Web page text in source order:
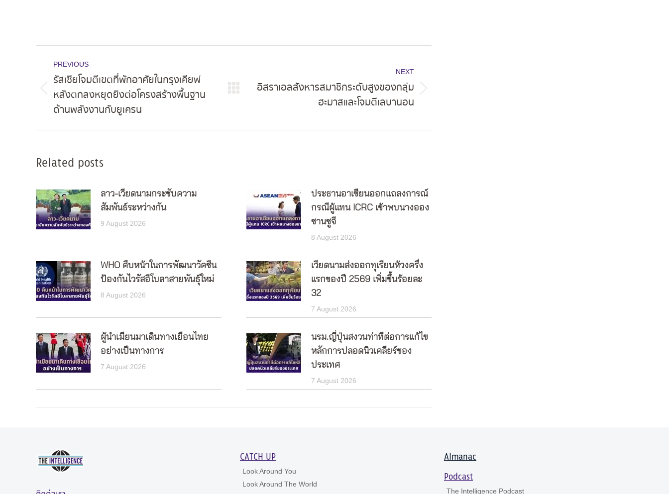
navigation
PREVIOUS
Previous
post:
รัสเซียโจมตีเขตที่พักอาศัยในกรุงเคียฟ
หลังตกลงหยุดยิงต่อโครงสร้างพื้นฐาน
ด้านพลังงานกับยูเครน
NEXT
อิสราเอลสังหารสมาชิกระดับสูงของกลุ่ม
ฮะมาสและโจมตีเลบานอน
Related posts
ลาว-เวียดนามกระชับความ
สัมพันธ์ระหว่างกัน
9 August 2026
ประธานอาเซียนออกแถลงการณ์
กรณีผู้แทน ICRC เข้าพบนางออง
ซานซูจี
8 August 2026
WHO คืบหน้าในการพัฒนาวัคซีน
ป้องกันไวรัสอีโบลาสายพันธุ์ใหม่
8 August 2026
เวียดนามส่งออกทุเรียนห้วงครึ่ง
แรกของปี 2569 เพิ่มขึ้นร้อยละ
32
7 August 2026
ผู้นำเมียนมาเดินทางเยือนไทย
อย่างเป็นทางการ
7 August 2026
นรม.ญี่ปุ่นสงวนท่าทีต่อการแก้ไข
หลักการปลอดนิวเคลียร์ของ
ประเทศ
7 August 2026
CATCH UP
Look Around You
Look Around The World
Almanac
Podcast
The Intelligence Podcast